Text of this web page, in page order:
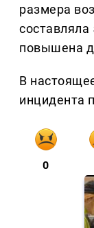
размера
повышена
В
инцидента
0